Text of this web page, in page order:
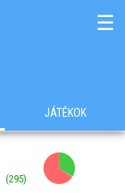
☰
JÁTÉKOK
(295)